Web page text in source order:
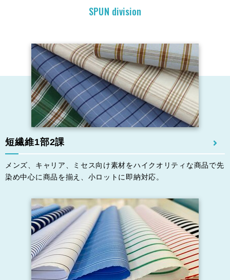
SPUN division
短繊維1部2課
メンズ、キャリア、ミセス向け素材をハイクオリティな商品で先
染め中⼼に商品を揃え、⼩ロットに即納対応。